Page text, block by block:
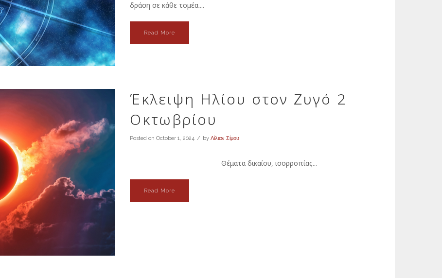
δράση σε κάθε τομέα....
Read More
Έκλειψη Ηλίου στον Ζυγό 2
Οκτωβρίου
Posted on October 1, 2024 by Λίλιαν Σίμου
Θέματα δικαίου, ισορροπίας...
Read More